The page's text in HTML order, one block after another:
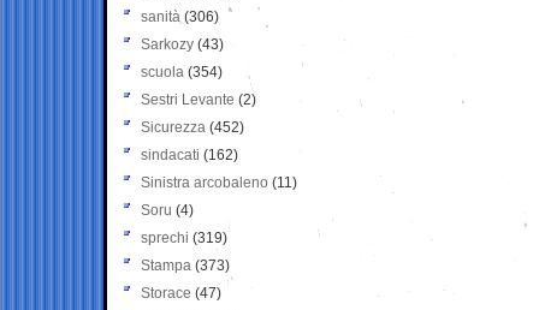
sanità (306)
Sarkozy (43)
scuola (354)
Sestri Levante (2)
Sicurezza (452)
sindacati (162)
Sinistra arcobaleno (11)
Soru (4)
sprechi (319)
Stampa (373)
Storace (47)